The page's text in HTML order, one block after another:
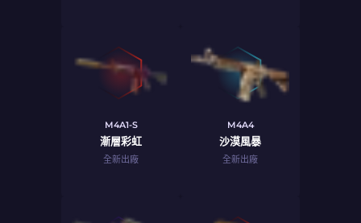
M4A1-S
漸層彩虹
全新出廠
M4A4
沙漠風暴
全新出廠